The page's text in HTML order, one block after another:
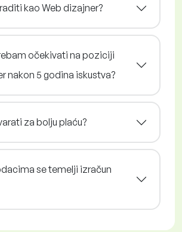
kao Web dizajner?
očekivati na poziciji
nakon 5 godina iskustva?
za bolju plaću?
se temelji izračun